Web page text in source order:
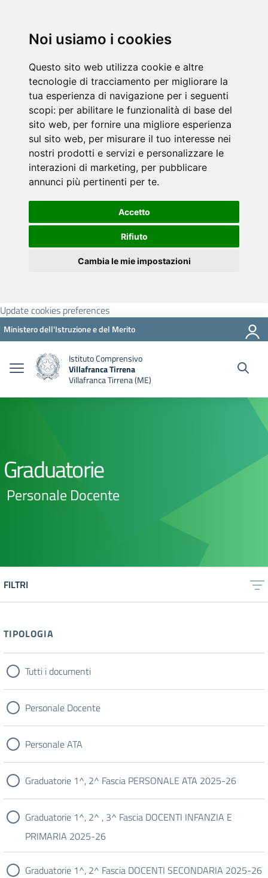
Noi usiamo i cookies
Questo sito web utilizza cookie e altre
tecnologie di tracciamento per migliorare la
tua esperienza di navigazione per i seguenti
scopi: per abilitare le funzionalità di base del
sito web, per fornire una migliore esperienza
sul sito web, per misurare il tuo interesse nei
nostri prodotti e servizi e personalizzare le
interazioni di marketing, per pubblicare
annunci più pertinenti per te.
Accetto
Rifiuto
Cambia le mie impostazioni
Update cookies preferences
Ministero dell'Istruzione e del Merito
Istituto Comprensivo
Villafranca Tirrena
Villafranca Tirrena (ME)
Graduatorie
Personale Docente
FILTRI
TIPOLOGIA
Tutti i documenti
Personale Docente
Personale ATA
Graduatorie 1^, 2^ Fascia PERSONALE ATA 2025-26
Graduatorie 1^, 2^ , 3^ Fascia DOCENTI INFANZIA E
PRIMARIA 2025-26
Graduatorie 1^, 2^ Fascia DOCENTI SECONDARIA 2025-26